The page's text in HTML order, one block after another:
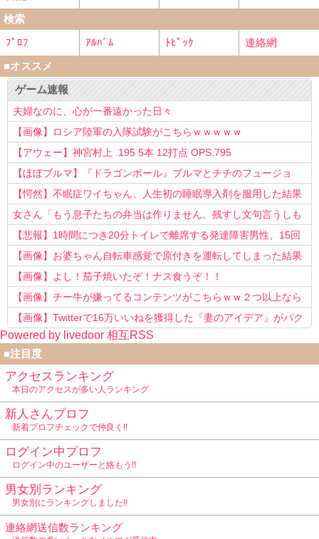
検索
ﾌﾟﾛﾌ
ｱﾙﾊﾞﾑ ﾄﾋﾟｯｸ
連絡網
■オススメ
ゲーム速報
夫婦なのに、心が一番遠かった日々
【画像】ロシア陸軍の入隊試験がこちらｗｗｗｗｗ
【アウェー】神宮村上 .195 5本 12打点 OPS.795
【ほぼブルマ】『ドラゴンボール』ブルマとチチのフュージョ
ン、クッソ可愛すぎるwwwwwww
【愕然】不眠症ワイちゃん、人生初の睡眠導入剤を服用した結果
ｗｗｗｗ
女さん「もう息子たちの弁当は作りません。残すし文句言うしも
う知らない！」
【悲報】1時間につき20分トイレで離席する発達障害男性、15回
以上転職を重ねてしまう
【画像】お婆ちゃん自転車感覚で原付きを運転してしまった結果
www
【画像】よし！茄子焼いたぞ！ナス食うぞ！！
【画像】チー牛が嫌ってるコンテンツがこちらｗｗ２つ以上なら
確定ｗｗ
【画像】Twitterで16万いいねを獲得した『妻のアイデア』がパク
リで草www
Powered by livedoor 相互RSS
■注目度
アクセスランキング
本日のアクセスが多い人ランキング
新人さんプロフ
新着プロフチェックで仲良く!!
ログイン中プロフ
ログイン中のユーザーと絡もう!!
男女別ランキング
男女別にランキングしました!!
連絡網送信数ランキング